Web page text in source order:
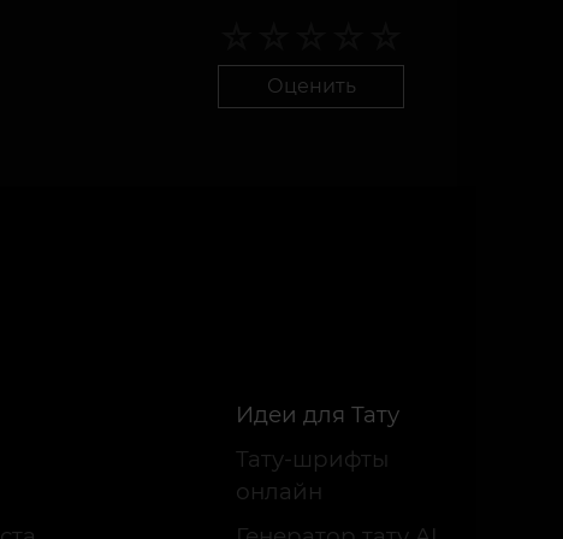
Оценить
Идеи для Тату
Тату-шрифты
онлайн